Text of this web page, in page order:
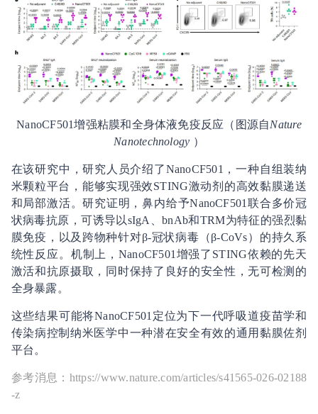
NanoCF501增强粘膜和全身体液免疫反应（图源自Nature
Nanotechnology ）
在该研究中，研究人员介绍了NanoCF501，一种自组装纳
米颗粒平台，能够实现强效STING激动剂的高效黏膜递送
和局部激活。研究证明，鼻内给予NanoCF501联合多价冠
状病毒抗原，可诱导以sIgA、bnAb和TRM为特征的强烈黏
膜免疫，以及跨物种针对β-冠状病毒（β-CoVs）的持久系
统性反应。机制上，NanoCF501增强了STING依赖的先天
激活和抗原摄取，同时保持了良好的安全性，无可检测的
全身暴露。
这些结果可能将NanoCF501定位为下一代呼吸道疫苗学和
传染病控制纳米医学中一种潜在安全有效的通用黏膜佐剂
平台。
参考消息：https://www.nature.com/articles/s41565-026-02188
-z